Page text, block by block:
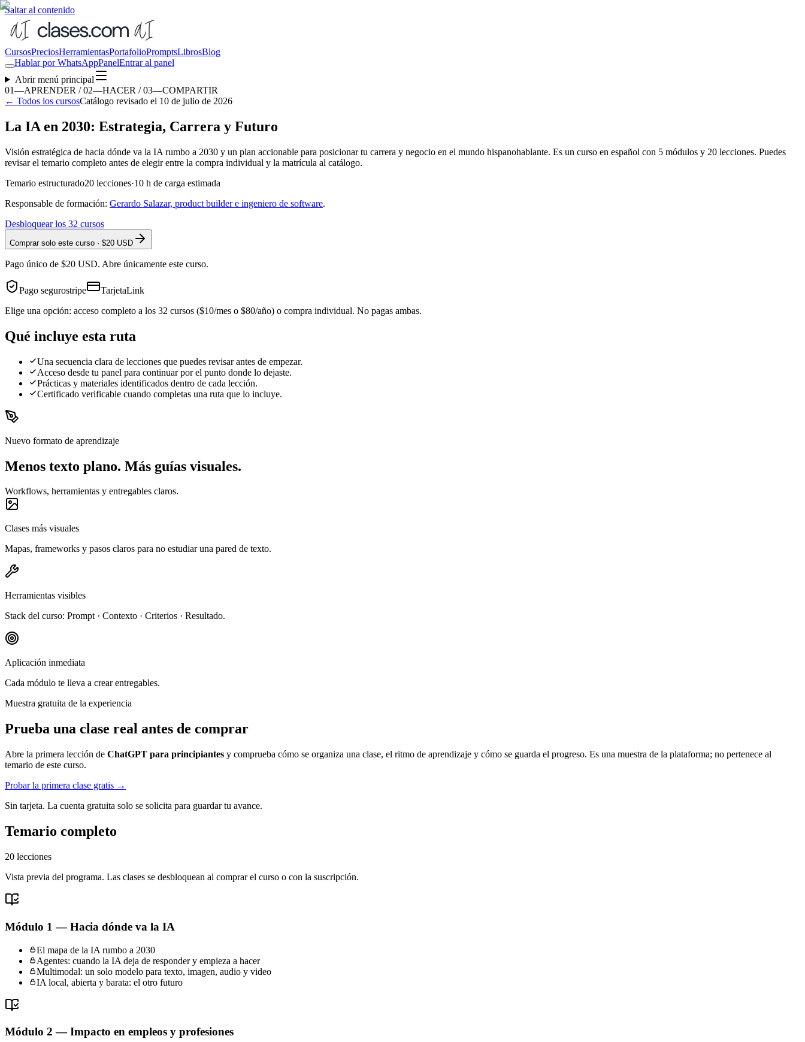
Saltar al contenido
CursosPreciosHerramientasPortafolioPromptsLibrosBlog
Hablar por WhatsAppPanelEntrar al panel
Abrir menú principal
01—APRENDER / 02—HACER / 03—COMPARTIR
← Todos los cursosCatálogo revisado el 10 de julio de 2026
La IA en 2030: Estrategia, Carrera y Futuro
Visión estratégica de hacia dónde va la IA rumbo a 2030 y un plan accionable para posicionar tu carrera y negocio en el mundo hispanohablante. Es un curso en español con 5 módulos y 20 lecciones. Puedes
revisar el temario completo antes de elegir entre la compra individual y la matrícula al catálogo.
Temario estructurado20 lecciones·10 h de carga estimada
Responsable de formación: Gerardo Salazar, product builder e ingeniero de software.
Desbloquear los 32 cursos
Comprar solo este curso · $20 USD
Pago único de $20 USD. Abre únicamente este curso.
Pago segurostripe TarjetaLink
Elige una opción: acceso completo a los 32 cursos ($10/mes o $80/año) o compra individual. No pagas ambas.
Qué incluye esta ruta
Una secuencia clara de lecciones que puedes revisar antes de empezar.
Acceso desde tu panel para continuar por el punto donde lo dejaste.
Prácticas y materiales identificados dentro de cada lección.
Certificado verificable cuando completas una ruta que lo incluye.
Nuevo formato de aprendizaje
Menos texto plano. Más guías visuales.
Workflows, herramientas y entregables claros.
Clases más visuales
Mapas, frameworks y pasos claros para no estudiar una pared de texto.
Herramientas visibles
Stack del curso: Prompt · Contexto · Criterios · Resultado.
Aplicación inmediata
Cada módulo te lleva a crear entregables.
Muestra gratuita de la experiencia
Prueba una clase real antes de comprar
Abre la primera lección de ChatGPT para principiantes y comprueba cómo se organiza una clase, el ritmo de aprendizaje y cómo se guarda el progreso. Es una muestra de la plataforma; no pertenece al
temario de este curso.
Probar la primera clase gratis →
Sin tarjeta. La cuenta gratuita solo se solicita para guardar tu avance.
Temario completo
20 lecciones
Vista previa del programa. Las clases se desbloquean al comprar el curso o con la suscripción.
Módulo 1 — Hacia dónde va la IA
El mapa de la IA rumbo a 2030
Agentes: cuando la IA deja de responder y empieza a hacer
Multimodal: un solo modelo para texto, imagen, audio y video
IA local, abierta y barata: el otro futuro
Módulo 2 — Impacto en empleos y profesiones